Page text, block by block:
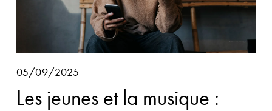
05/09/2025
Les jeunes et la musique :